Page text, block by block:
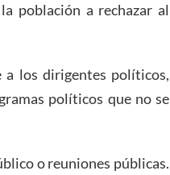
población a rechazar al
a los dirigentes políticos,
políticos que no se
o reuniones públicas.